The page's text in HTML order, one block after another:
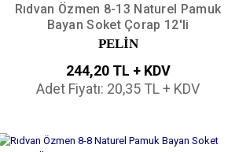
Rıdvan Özmen 8-13 Naturel Pamuk
Bayan Soket Çorap 12'li
PELİN
244,20 TL + KDV
Adet Fiyatı: 20,35 TL + KDV